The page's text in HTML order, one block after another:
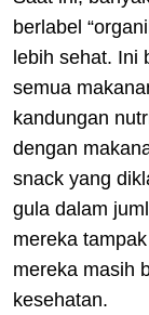
berlabel
lebih sehat. Ini
semua
kandungan
dengan
snack yang
gula dalam
mereka
mereka masih
kesehatan.